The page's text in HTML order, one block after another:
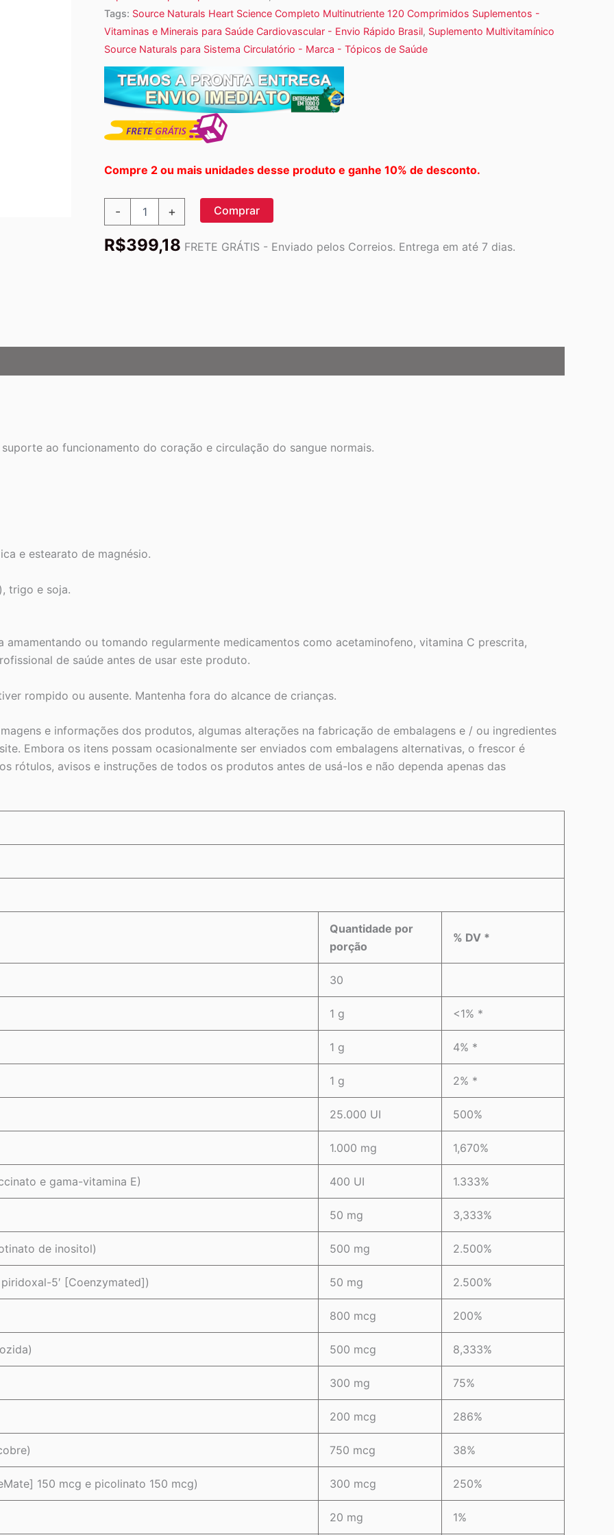
Tags: Source Naturals Heart Science Completo Multinutriente 120 Comprimidos Suplementos -
Vitaminas e Minerais para Saúde Cardiovascular - Envio Rápido Brasil, Suplemento Multivitamínico
Source Naturals para Sistema Circulatório - Marca - Tópicos de Saúde
Compre 2 ou mais unidades desse produto e ganhe 10% de desconto.
-
Science,
+ Comprar
R$399,18 FRETE GRÁTIS - Enviado pelos Correios. Entrega em até 7 dias.
ao funcionamento do coração e circulação do sangue normais.
e estearato de magnésio.
trigo e soja.
amamentando ou tomando regularmente medicamentos como acetaminofeno, vitamina C prescrita,
de saúde antes de usar este produto.
rompido ou ausente. Mantenha fora do alcance de crianças.
e informações dos produtos, algumas alterações na fabricação de embalagens e / ou ingredientes
Embora os itens possam ocasionalmente ser enviados com embalagens alternativas, o frescor é
rótulos, avisos e instruções de todos os produtos antes de usá-los e não dependa apenas das
Quantidade por
porção
% DV *
30
1 g <1% *
1 g 4% *
1 g 2% *
25.000 UI 500%
1.000 mg 1,670%
e gama-vitamina E) 400 UI 1.333%
50 mg 3,333%
de inositol) 500 mg 2.500%
5′ [Coenzymated]) 50 mg 2.500%
800 mcg 200%
500 mcg 8,333%
300 mg 75%
200 mcg 286%
750 mcg 38%
150 mcg e picolinato 150 mcg) 300 mcg 250%
20 mg 1%